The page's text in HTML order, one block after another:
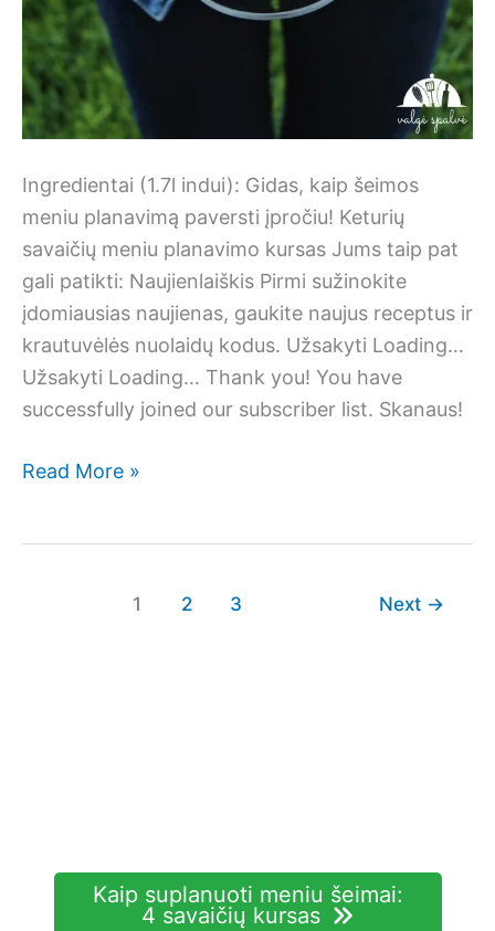
Ingredientai (1.7l indui): Gidas, kaip šeimos
meniu planavimą paversti įpročiu! Keturių
savaičių meniu planavimo kursas Jums taip pat
gali patikti: Naujienlaiškis Pirmi sužinokite
įdomiausias naujienas, gaukite naujus receptus ir
krautuvėlės nuolaidų kodus. Užsakyti Loading…
Užsakyti Loading… Thank you! You have
successfully joined our subscriber list. Skanaus!
„Trifle”
Read More »
1 2 3 Next →
Kaip suplanuoti meniu šeimai:
4 savaičių kursas